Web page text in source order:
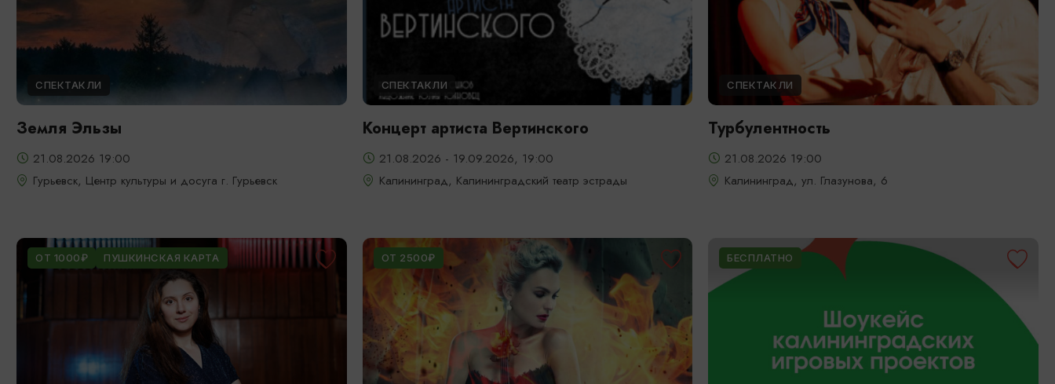
СПЕКТАКЛИ
Земля Эльзы
21.08.2026 19:00
Гурьевск, Центр культуры и досуга г. Гурьевск
СПЕКТАКЛИ
Концерт артиста Вертинского
21.08.2026 - 19.09.2026, 19:00
Калининград, Калининградский театр эстрады
СПЕКТАКЛИ
Турбулентность
21.08.2026 19:00
Калининград, ул. Глазунова, 6
ОТ 1000₽ ПУШКИНСКАЯ КАРТА ОТ 2500₽ БЕСПЛАТНО